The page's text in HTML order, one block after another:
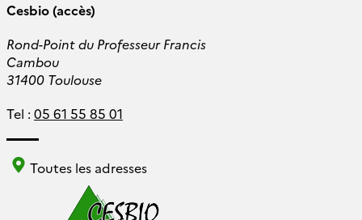
Cesbio (accès)
Rond-Point du Professeur Francis
Cambou
31400 Toulouse
Tel : 05 61 55 85 01
Toutes les adresses